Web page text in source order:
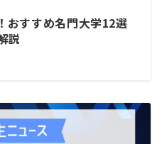
おすすめ名門大学12選
説